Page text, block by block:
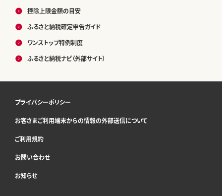
控除上限金額の目安
ふるさと納税確定申告ガイド
ワンストップ特例制度
ふるさと納税ナビ（外部サイト）
プライバシーポリシー
お客さまご利用端末からの情報の外部送信について
ご利用規約
お問い合わせ
お知らせ